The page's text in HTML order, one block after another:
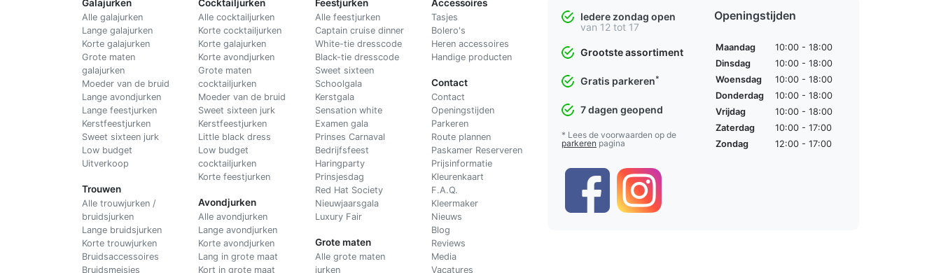
Galajurken
Alle galajurken
Lange galajurken
Korte galajurken
Grote maten
galajurken
Moeder van de bruid
Lange avondjurken
Lange feestjurken
Kerstfeestjurken
Sweet sixteen jurk
Low budget
Uitverkoop
Trouwen
Alle trouwjurken /
bruidsjurken
Lange bruidsjurken
Korte trouwjurken
Bruidsaccessoires
Bruidsmeisjes
Cocktailjurken
Alle cocktailjurken
Korte cocktailjurken
Korte galajurken
Korte avondjurken
Grote maten
cocktailjurken
Moeder van de bruid
Sweet sixteen jurk
Kerstfeestjurken
Little black dress
Low budget
cocktailjurken
Korte feestjurken
Avondjurken
Alle avondjurken
Lange avondjurken
Korte avondjurken
Lang in grote maat
Kort in grote maat
Feestjurken
Alle feestjurken
Captain cruise dinner
White-tie dresscode
Black-tie dresscode
Sweet sixteen
Schoolgala
Kerstgala
Sensation white
Examen gala
Prinses Carnaval
Bedrijfsfeest
Haringparty
Prinsjesdag
Red Hat Society
Nieuwjaarsgala
Luxury Fair
Grote maten
Alle grote maten
jurken
Accessoires
Tasjes
Bolero's
Heren accessoires
Handige producten
Contact
Contact
Openingstijden
Parkeren
Route plannen
Paskamer Reserveren
Prijsinformatie
Kleurenkaart
F.A.Q.
Kleermaker
Nieuws
Blog
Reviews
Media
Vacatures
Iedere zondag open
van 12 tot 17
Grootste assortiment
Gratis parkeren*
7 dagen geopend
* Lees de voorwaarden op de
parkeren pagina
Openingstijden
Maandag
10:00 - 18:00
Dinsdag
10:00 - 18:00
Woensdag
10:00 - 18:00
Donderdag
10:00 - 18:00
Vrijdag
10:00 - 18:00
Zaterdag
10:00 - 17:00
Zondag
12:00 - 17:00